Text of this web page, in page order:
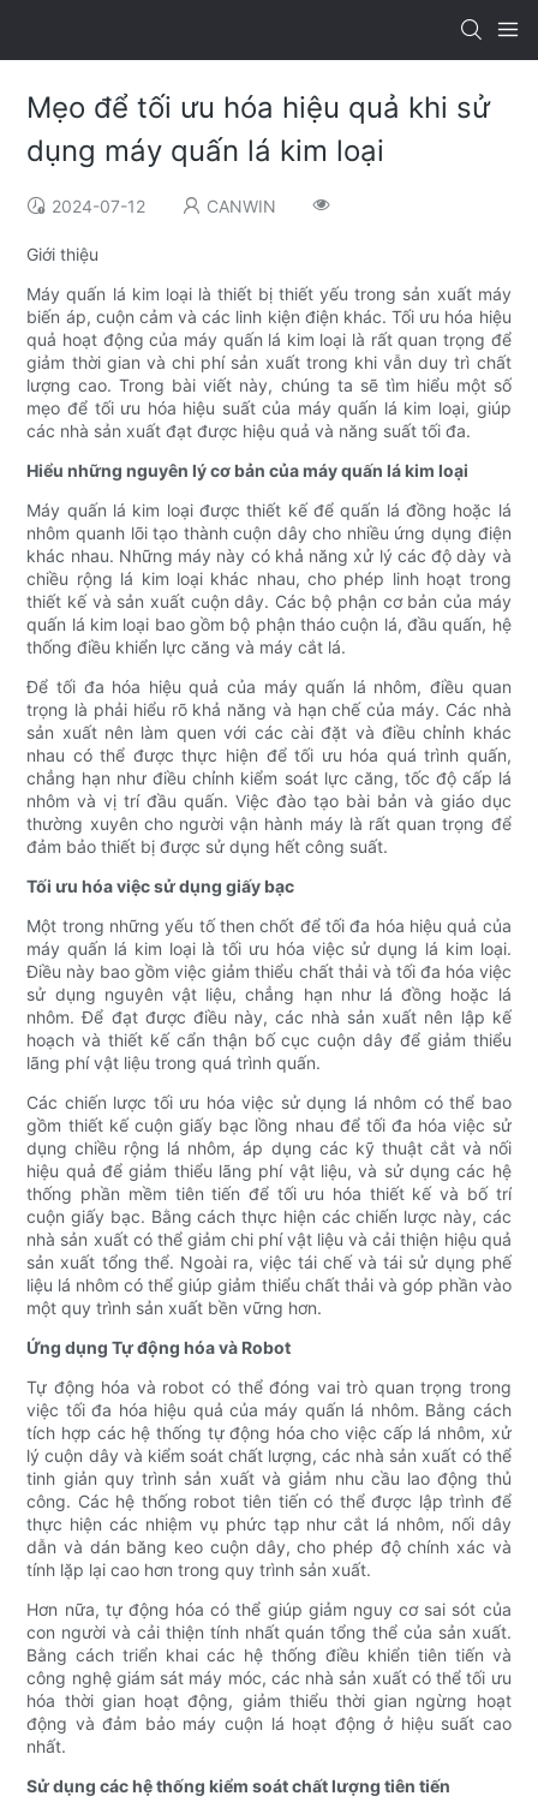
Mẹo để tối ưu hóa hiệu quả khi sử
dụng máy quấn lá kim loại
2024-07-12 CANWIN
Giới thiệu
Máy quấn lá kim loại là thiết bị thiết yếu trong sản xuất máy
biến áp, cuộn cảm và các linh kiện điện khác. Tối ưu hóa hiệu
quả hoạt động của máy quấn lá kim loại là rất quan trọng để
giảm thời gian và chi phí sản xuất trong khi vẫn duy trì chất
lượng cao. Trong bài viết này, chúng ta sẽ tìm hiểu một số
mẹo để tối ưu hóa hiệu suất của máy quấn lá kim loại, giúp
các nhà sản xuất đạt được hiệu quả và năng suất tối đa.
Hiểu những nguyên lý cơ bản của máy quấn lá kim loại
Máy quấn lá kim loại được thiết kế để quấn lá đồng hoặc lá
nhôm quanh lõi tạo thành cuộn dây cho nhiều ứng dụng điện
khác nhau. Những máy này có khả năng xử lý các độ dày và
chiều rộng lá kim loại khác nhau, cho phép linh hoạt trong
thiết kế và sản xuất cuộn dây. Các bộ phận cơ bản của máy
quấn lá kim loại bao gồm bộ phận tháo cuộn lá, đầu quấn, hệ
thống điều khiển lực căng và máy cắt lá.
Để tối đa hóa hiệu quả của máy quấn lá nhôm, điều quan
trọng là phải hiểu rõ khả năng và hạn chế của máy. Các nhà
sản xuất nên làm quen với các cài đặt và điều chỉnh khác
nhau có thể được thực hiện để tối ưu hóa quá trình quấn,
chẳng hạn như điều chỉnh kiểm soát lực căng, tốc độ cấp lá
nhôm và vị trí đầu quấn. Việc đào tạo bài bản và giáo dục
thường xuyên cho người vận hành máy là rất quan trọng để
đảm bảo thiết bị được sử dụng hết công suất.
Tối ưu hóa việc sử dụng giấy bạc
Một trong những yếu tố then chốt để tối đa hóa hiệu quả của
máy quấn lá kim loại là tối ưu hóa việc sử dụng lá kim loại.
Điều này bao gồm việc giảm thiểu chất thải và tối đa hóa việc
sử dụng nguyên vật liệu, chẳng hạn như lá đồng hoặc lá
nhôm. Để đạt được điều này, các nhà sản xuất nên lập kế
hoạch và thiết kế cẩn thận bố cục cuộn dây để giảm thiểu
lãng phí vật liệu trong quá trình quấn.
Các chiến lược tối ưu hóa việc sử dụng lá nhôm có thể bao
gồm thiết kế cuộn giấy bạc lồng nhau để tối đa hóa việc sử
dụng chiều rộng lá nhôm, áp dụng các kỹ thuật cắt và nối
hiệu quả để giảm thiểu lãng phí vật liệu, và sử dụng các hệ
thống phần mềm tiên tiến để tối ưu hóa thiết kế và bố trí
cuộn giấy bạc. Bằng cách thực hiện các chiến lược này, các
nhà sản xuất có thể giảm chi phí vật liệu và cải thiện hiệu quả
sản xuất tổng thể. Ngoài ra, việc tái chế và tái sử dụng phế
liệu lá nhôm có thể giúp giảm thiểu chất thải và góp phần vào
một quy trình sản xuất bền vững hơn.
Ứng dụng Tự động hóa và Robot
Tự động hóa và robot có thể đóng vai trò quan trọng trong
việc tối đa hóa hiệu quả của máy quấn lá nhôm. Bằng cách
tích hợp các hệ thống tự động hóa cho việc cấp lá nhôm, xử
lý cuộn dây và kiểm soát chất lượng, các nhà sản xuất có thể
tinh giản quy trình sản xuất và giảm nhu cầu lao động thủ
công. Các hệ thống robot tiên tiến có thể được lập trình để
thực hiện các nhiệm vụ phức tạp như cắt lá nhôm, nối dây
dẫn và dán băng keo cuộn dây, cho phép độ chính xác và
tính lặp lại cao hơn trong quy trình sản xuất.
Hơn nữa, tự động hóa có thể giúp giảm nguy cơ sai sót của
con người và cải thiện tính nhất quán tổng thể của sản xuất.
Bằng cách triển khai các hệ thống điều khiển tiên tiến và
công nghệ giám sát máy móc, các nhà sản xuất có thể tối ưu
hóa thời gian hoạt động, giảm thiểu thời gian ngừng hoạt
động và đảm bảo máy cuộn lá hoạt động ở hiệu suất cao
nhất.
Sử dụng các hệ thống kiểm soát chất lượng tiên tiến